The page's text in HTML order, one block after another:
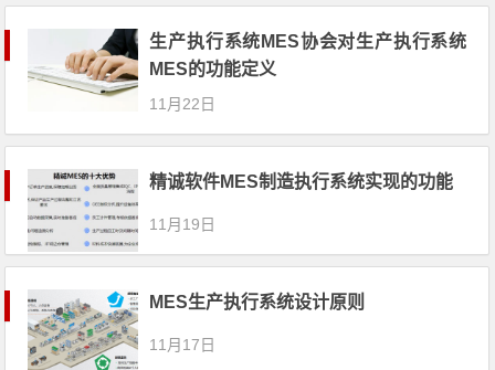
生产执行系统MES协会对生产执行系统
MES的功能定义
11月22日
精诚软件MES制造执行系统实现的功能
11月19日
MES生产执行系统设计原则
11月17日